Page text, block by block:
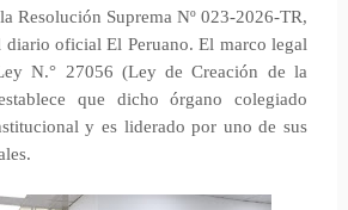
Resolución Suprema Nº 023-2026-TR,
oficial El Peruano. El marco legal
N.° 27056 (Ley de Creación de la
que dicho órgano colegiado
y es liderado por uno de sus